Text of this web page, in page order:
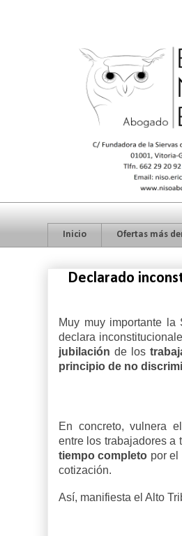
Inicio Ofertas más
Declarado
Muy muy importante
declara
jubilación de los
principio de no
En concreto, vulnera
entre los trabajadores a
tiempo completo por el
cotización.
Así, manifiesta el Alto